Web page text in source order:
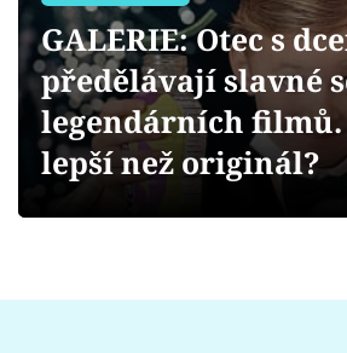
Videa
Sledujte prima+
GALERIE: Otec s
předělávají slavné
legendárních filmů.
lepší než originál?